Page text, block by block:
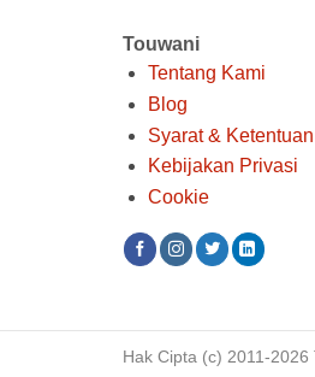
Touwani
Tentang Kami
Blog
Syarat & Ketentuan
Kebijakan Privasi
Cookie
Hak Cipta (c) 2011-2026